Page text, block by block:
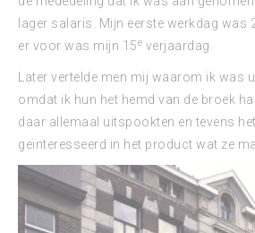
lager salaris. Mijn eerste werkdag was
er voor was mijn 15e verjaardag.
Later vertelde men mij waarom ik was
omdat ik hun het hemd van de broek
daar allemaal uitspookten en tevens
geïnteresseerd in het product wat ze